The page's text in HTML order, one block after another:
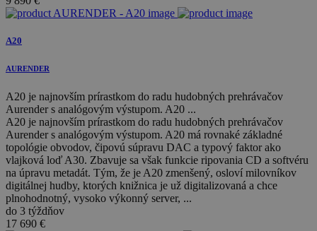
A20
AURENDER
A20 je najnovším prírastkom do radu hudobných prehrávačov
Aurender s analógovým výstupom. A20 ...
A20 je najnovším prírastkom do radu hudobných prehrávačov
Aurender s analógovým výstupom. A20 má rovnaké základné
topológie obvodov, čipovú súpravu DAC a typový faktor ako
vlajková loď A30. Zbavuje sa však funkcie ripovania CD a softvéru
na úpravu metadát. Tým, že je A20 zmenšený, osloví milovníkov
digitálnej hudby, ktorých knižnica je už digitalizovaná a chce
plnohodnotný, vysoko výkonný server, ...
do 3 týždňov
17 690 €